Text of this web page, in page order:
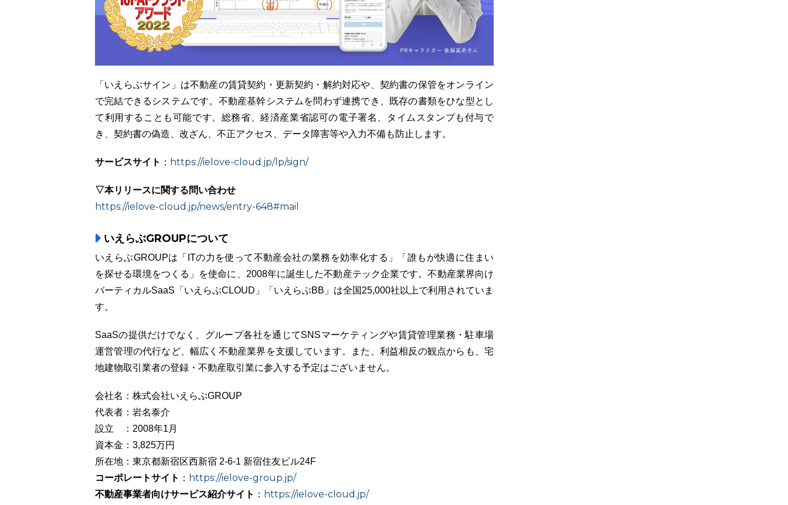
「いえらぶサイン」は不動産の賃貸契約・更新契約・解約対応や、契約書の保管をオンライン
で完結できるシステムです。不動産基幹システムを問わず連携でき、既存の書類をひな型とし
て利用することも可能です。総務省、経済産業省認可の電子署名、タイムスタンプも付与で
き、契約書の偽造、改ざん、不正アクセス、データ障害等や入力不備も防止します。
サービスサイト ： https://ielove-cloud.jp/lp/sign/
▽本リリースに関する問い合わせ
https://ielove-cloud.jp/news/entry-648#mail
いえらぶGROUPについて
いえらぶGROUPは「ITの力を使って不動産会社の業務を効率化する」「誰もが快適に住まい
を探せる環境をつくる」を使命に、2008年に誕生した不動産テック企業です。不動産業界向け
バーティカルSaaS「いえらぶCLOUD」「いえらぶBB」は全国25,000社以上で利用されていま
す。
SaaSの提供だけでなく、グループ各社を通じてSNSマーケティングや賃貸管理業務・駐車場
運営管理の代行など、幅広く不動産業界を支援しています。また、利益相反の観点からも、宅
地建物取引業者の登録・不動産取引業に参入する予定はございません。
会社名：株式会社いえらぶGROUP
代表者：岩名泰介
設立 ：2008年1月
資本金：3,825万円
所在地：東京都新宿区西新宿 2-6-1 新宿住友ビル24F
コーポレートサイト ： https://ielove-group.jp/
不動産事業者向けサービス紹介サイト ： https://ielove-cloud.jp/